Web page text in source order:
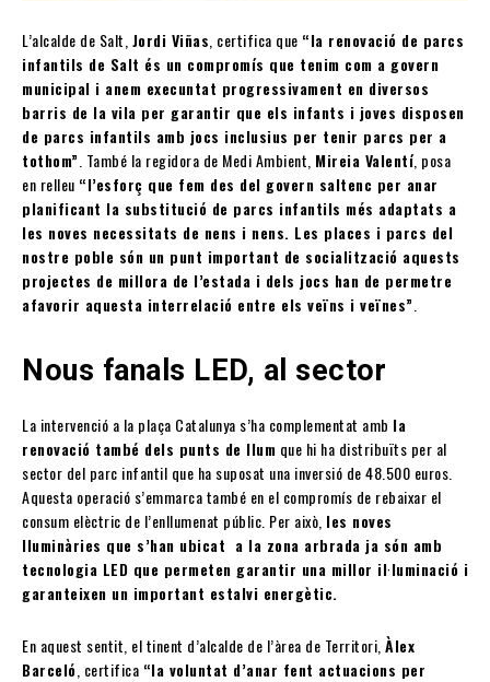
L’alcalde de Salt,Jordi Viñas, certifica que “la renovació de parcs
infantils de Salt és un compromís que tenim com a govern
municipal i anem execuntat progressivament en diversos
barris de la vila per garantir que els infants i joves disposen
de parcs infantils amb jocs inclusius per tenir parcs per a
tothom”. També la regidora de Medi Ambient, Mireia Valentí, posa
en relleu “l’esforç que fem des del govern saltenc per anar
planificant la substitució de parcs infantils més adaptats a
les noves necessitats de nens i nens. Les places i parcs del
nostre poble són un punt important de socialització aquests
projectes de millora de l’estada i dels jocs han de permetre
afavorir aquesta interrelació entre els veïns i veïnes”.
Nous fanals LED, al sector
La intervenció a la plaça Catalunya s’ha complementat amb la
renovació també dels punts de llum que hi ha distribuïts per al
sector del parc infantil que ha suposat una inversió de 48.500 euros.
Aquesta operació s’emmarca també en el compromís de rebaixar el
consum elèctric de l’enllumenat públic. Per això, les noves
lluminàries que s’han ubicat a la zona arbrada ja són amb
tecnologia LED que permeten garantir una millor il·luminació i
garanteixen un important estalvi energètic.
En aquest sentit, el tinent d’alcalde de l’àrea de Territori,Àlex
Barceló, certifica “la voluntat d’anar fent actuacions per